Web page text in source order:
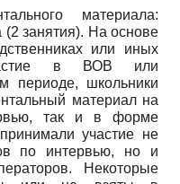
материала:
(2 занятия). На основе
или иных
в ВОВ или
периоде, школьники
материал на
так и в форме
участие не
по интервью, но и
Некоторые